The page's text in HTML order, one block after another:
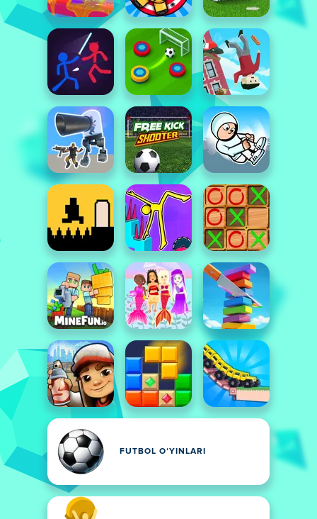
FUTBOL OʻYINLARI